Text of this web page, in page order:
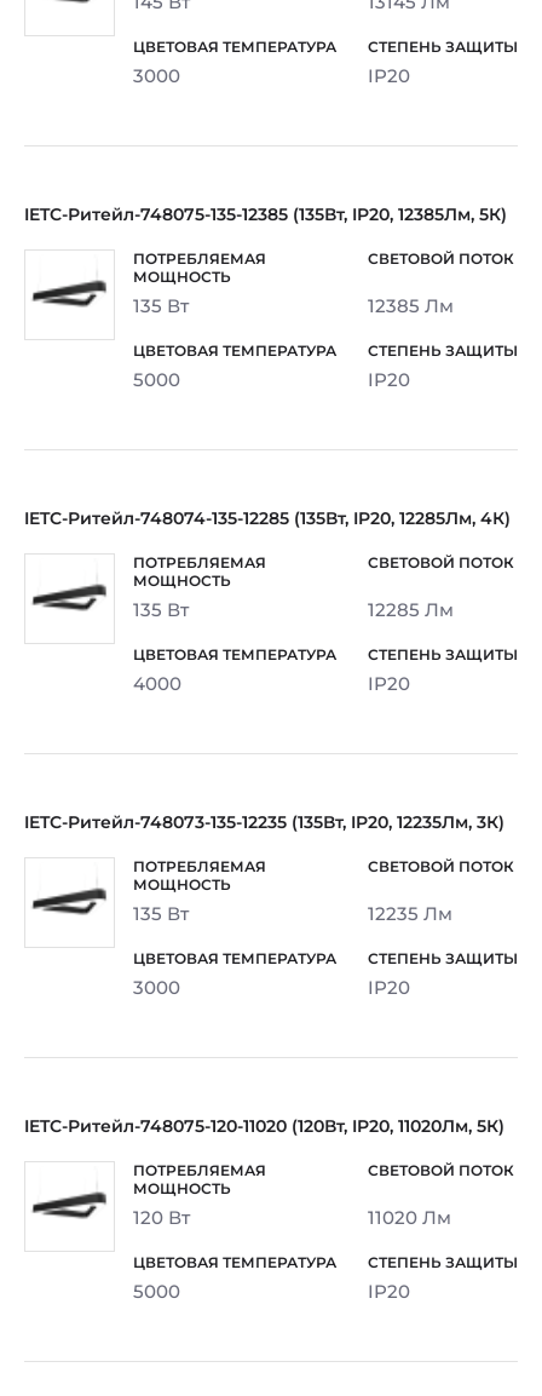
3000 IP20
IETC-Ритейл-748075-135-12385 (135Вт, IP20, 12385Лм, 5К)
135 Вт 12385 Лм
5000 IP20
IETC-Ритейл-748074-135-12285 (135Вт, IP20, 12285Лм, 4К)
135 Вт 12285 Лм
4000 IP20
IETC-Ритейл-748073-135-12235 (135Вт, IP20, 12235Лм, 3К)
135 Вт 12235 Лм
3000 IP20
IETC-Ритейл-748075-120-11020 (120Вт, IP20, 11020Лм, 5К)
120 Вт 11020 Лм
5000 IP20